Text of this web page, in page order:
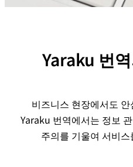
Yaraku 번
비즈니스 현장에서도
Yaraku 번역에서는 정보
주의를 기울여 서비